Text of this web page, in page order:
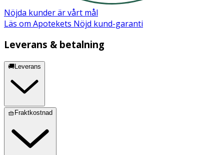
Nöjda kunder är vårt mål
Läs om Apotekets Nöjd kund-garanti
Leverans & betalning
🚚Leverans
🧺Fraktkostnad